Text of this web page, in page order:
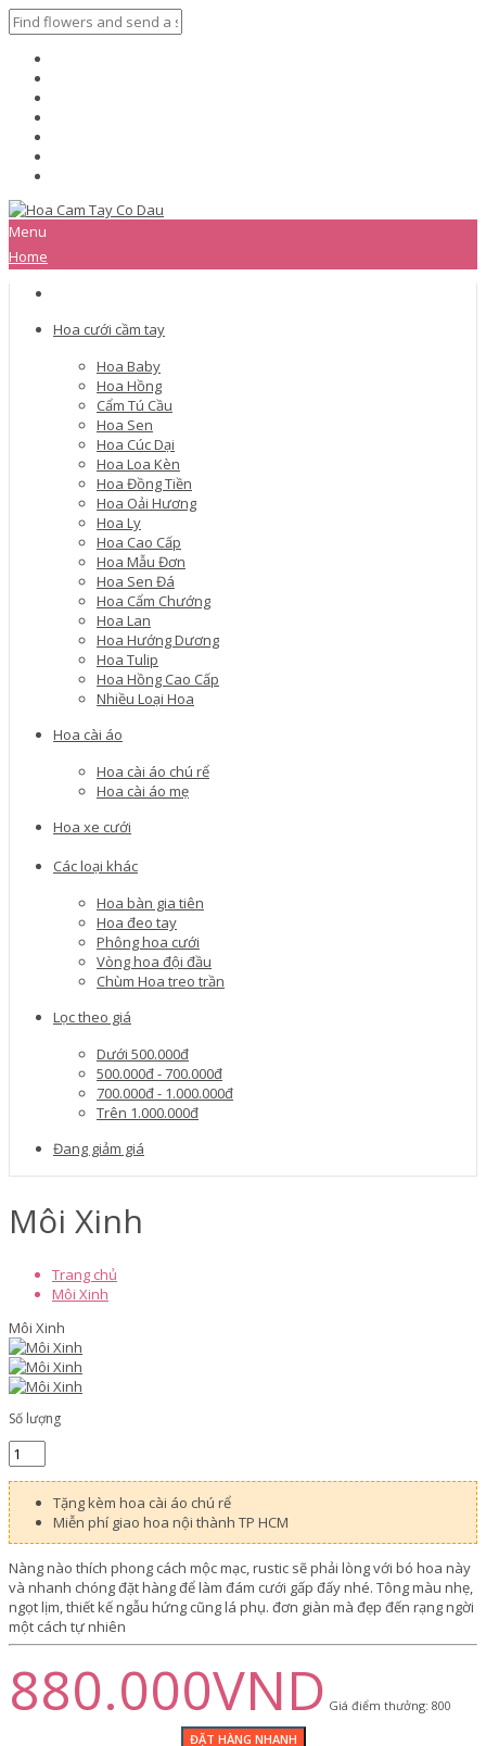
Menu
Home
Hoa cưới cầm tay
Hoa Baby
Hoa Hồng
Cẩm Tú Cầu
Hoa Sen
Hoa Cúc Dại
Hoa Loa Kèn
Hoa Đồng Tiền
Hoa Oải Hương
Hoa Ly
Hoa Cao Cấp
Hoa Mẫu Đơn
Hoa Sen Đá
Hoa Cẩm Chướng
Hoa Lan
Hoa Hướng Dương
Hoa Tulip
Hoa Hồng Cao Cấp
Nhiều Loại Hoa
Hoa cài áo
Hoa cài áo chú rể
Hoa cài áo mẹ
Hoa xe cưới
Các loại khác
Hoa bàn gia tiên
Hoa đeo tay
Phông hoa cưới
Vòng hoa đội đầu
Chùm Hoa treo trần
Lọc theo giá
Dưới 500.000đ
500.000đ - 700.000đ
700.000đ - 1.000.000đ
Trên 1.000.000đ
Đang giảm giá
Môi Xinh
Trang chủ
Môi Xinh
Môi Xinh
Số lượng
Tặng kèm hoa cài áo chú rể
Miễn phí giao hoa nội thành TP HCM
Nàng nào thích phong cách mộc mạc, rustic sẽ phải lòng với bó hoa này
và nhanh chóng đặt hàng để làm đám cưới gấp đấy nhé. Tông màu nhẹ,
ngọt lịm, thiết kế ngẫu hứng cũng lá phụ. đơn giàn mà đẹp đến rạng ngời
một cách tự nhiên
880.000VND Giá điểm thưởng: 800